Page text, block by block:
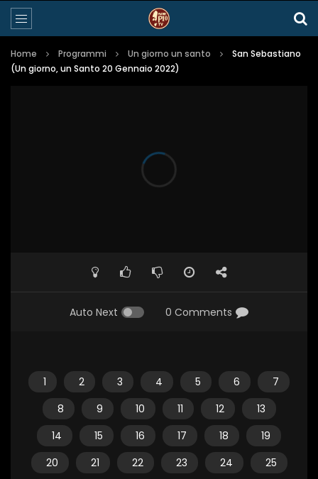
Home Programmi Un giorno un santo
San Sebastiano
(Un giorno, un Santo 20 Gennaio 2022)
Auto Next 0 Comments
1 2 3 4 5 6
7
8
9 10 11 12
13
14
15 16 17 18
19
20
21 22 23 24
25